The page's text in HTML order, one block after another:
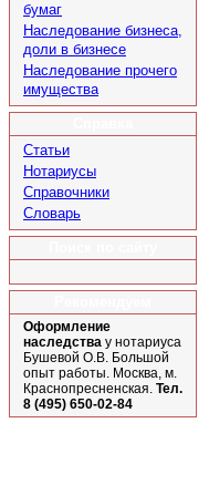
бумаг
Наследование бизнеса,
доли в бизнесе
Наследование прочего
имущества
Статьи
Нотариусы
Справочники
Словарь
Оформление
наследства у нотариуса
Бушевой О.В. Большой
опыт работы. Москва, м.
Краснопресненская. Тел.
8 (495) 650-02-84